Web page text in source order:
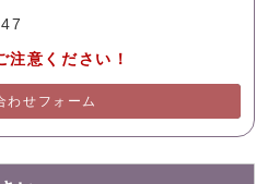
注意ください！
わせフォーム